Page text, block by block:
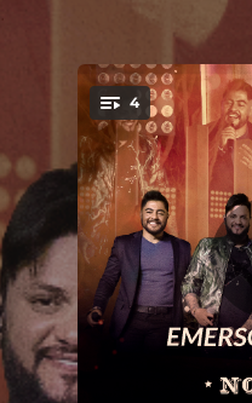
You're all
4